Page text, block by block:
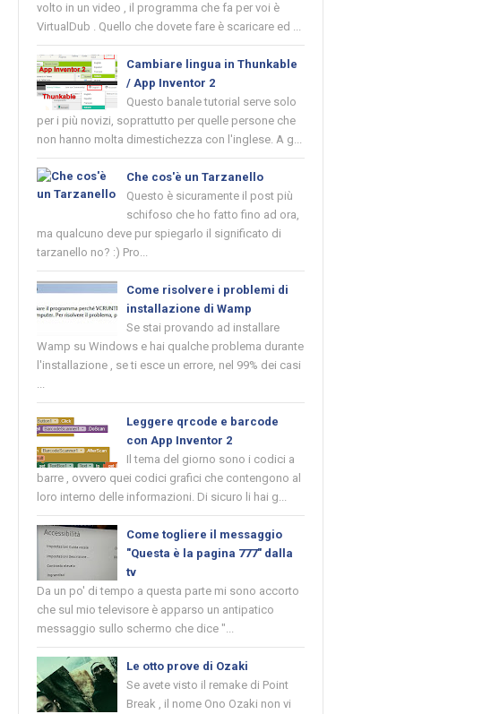
volto in un video , il programma che fa per voi è
VirtualDub . Quello che dovete fare è scaricare ed ...
Cambiare lingua in Thunkable
/ App Inventor 2
Questo banale tutorial serve solo
per i più novizi, soprattutto per quelle persone che
non hanno molta dimestichezza con l'inglese. A g...
Che cos'è un Tarzanello
Questo è sicuramente il post più
schifoso che ho fatto fino ad ora,
ma qualcuno deve pur spiegarlo il significato di
tarzanello no? :) Pro...
Come risolvere i problemi di
installazione di Wamp
Se stai provando ad installare
Wamp su Windows e hai qualche problema durante
l'installazione , se ti esce un errore, nel 99% dei casi
...
Leggere qrcode e barcode
con App Inventor 2
Il tema del giorno sono i codici a
barre , ovvero quei codici grafici che contengono al
loro interno delle informazioni. Di sicuro li hai g...
Come togliere il messaggio
"Questa è la pagina 777" dalla
tv
Da un po' di tempo a questa parte mi sono accorto
che sul mio televisore è apparso un antipatico
messaggio sullo schermo che dice "...
Le otto prove di Ozaki
Se avete visto il remake di Point
Break , il nome Ono Ozaki non vi